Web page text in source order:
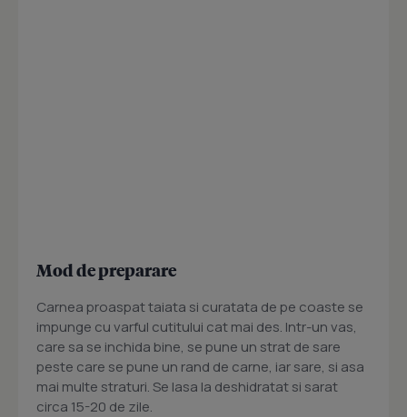
Mod de preparare
Carnea proaspat taiata si curatata de pe coaste se
impunge cu varful cutitului cat mai des. Intr-un vas,
care sa se inchida bine, se pune un strat de sare
peste care se pune un rand de carne, iar sare, si asa
mai multe straturi. Se lasa la deshidratat si sarat
circa 15-20 de zile.